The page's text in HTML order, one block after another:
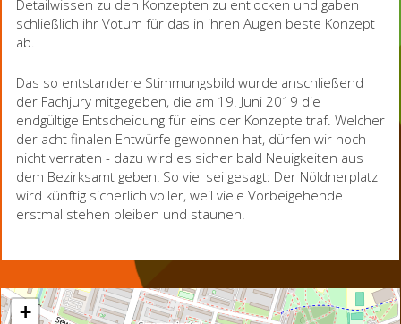
Detailwissen zu den Konzepten zu entlocken und gaben
schließlich ihr Votum für das in ihren Augen beste Konzept
ab.
Das so entstandene Stimmungsbild wurde anschließend
der Fachjury mitgegeben, die am 19. Juni 2019 die
endgültige Entscheidung für eins der Konzepte traf. Welcher
der acht finalen Entwürfe gewonnen hat, dürfen wir noch
nicht verraten - dazu wird es sicher bald Neuigkeiten aus
dem Bezirksamt geben! So viel sei gesagt: Der Nöldnerplatz
wird künftig sicherlich voller, weil viele Vorbeigehende
erstmal stehen bleiben und staunen.
+